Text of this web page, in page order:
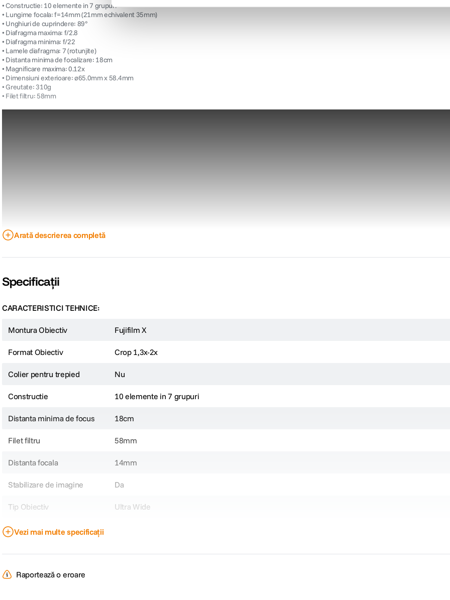
• Constructie: 10 elemente in 7 grupuri
• Lungime focala: f=14mm (21mm echivalent 35mm)
• Unghiuri de cuprindere: 89°
• Diafragma maxima: f/2.8
• Diafragma minima: f/22
• Lamele diafragma: 7 (rotunjite)
• Distanta minima de focalizare: 18cm
• Magnificare maxima: 0.12x
• Dimensiuni exterioare: ø65.0mm x 58.4mm
• Greutate: 310g
• Filet filtru: 58mm
Arată descrierea completă
Specificații
CARACTERISTICI TEHNICE:
Montura Obiectiv Fujifilm X
Format Obiectiv Crop 1,3x-2x
Colier pentru trepied Nu
Constructie 10 elemente in 7 grupuri
Distanta minima de focus 18cm
Filet filtru 58mm
Distanta focala 14mm
Stabilizare de imagine Da
Tip Obiectiv Ultra Wide
Obiectiv Fix / Zoom
Unghi de cuprindere
Vezi mai multe specificații
Raportează o eroare